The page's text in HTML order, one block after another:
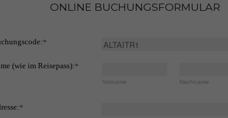
ONLINE BUCHUNGSFORMULAR
*
(wie im Reisepass):*
Vorname Nachname
*